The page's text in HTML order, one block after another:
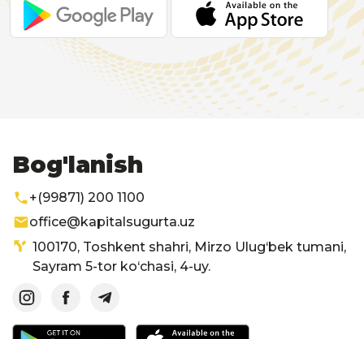
Bog'lanish
+(99871) 200 1100
office@kapitalsugurta.uz
100170, Toshkent shahri, Mirzo Ulug‘bek tumani,
Sayram 5-tor ko‘chasi, 4-uy.